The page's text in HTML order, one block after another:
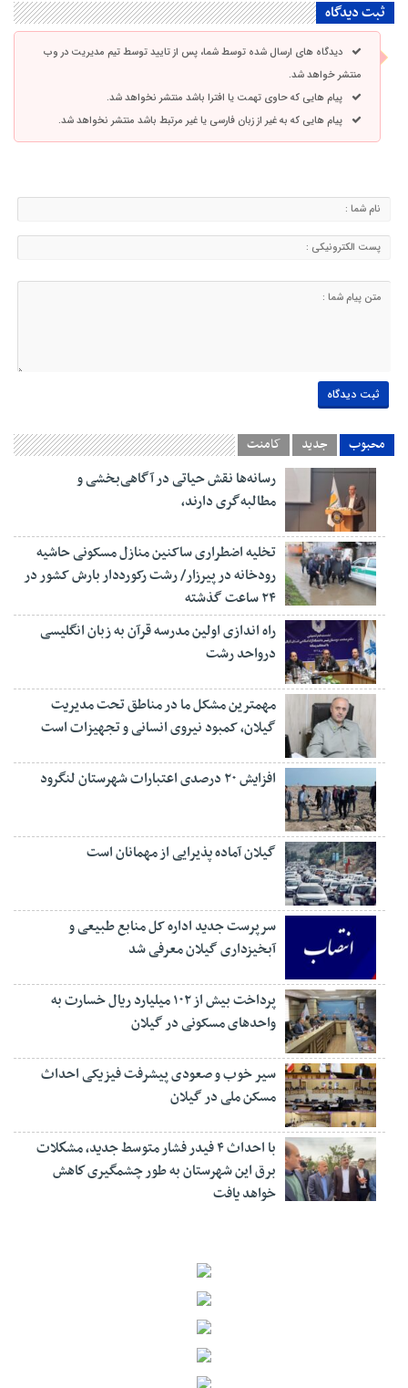
ثبت دیدگاه
دیدگاه های ارسال شده توسط شما، پس از تایید توسط تیم مدیریت در وب
منتشر خواهد شد.
پیام هایی که حاوی تهمت یا افترا باشد منتشر نخواهد شد.
پیام هایی که به غیر از زبان فارسی یا غیر مرتبط باشد منتشر نخواهد شد.
محبوب جدید کامنت
رسانه‌ها نقش حیاتی در آگاهی‌بخشی و
مطالبه‌گری دارند،
تخلیه اضطراری ساکنین منازل مسکونی حاشیه
رودخانه در پیرزار/ رشت رکورددار بارش کشور در
۲۴ ساعت گذشته
راه اندازی اولین مدرسه قرآن به زبان انگلیسی
درواحد رشت
مهمترین مشکل ما در مناطق تحت مدیریت
گیلان، کمبود نیروی انسانی و تجهیزات است
افزایش ۲۰ درصدی اعتبارات شهرستان لنگرود
گیلان آماده پذیرایی‌ از مهمانان است
سرپرست جدید اداره کل منابع طبیعی و
آبخیزداری گیلان معرفی شد
پرداخت بیش از ۱۰۲ میلیارد ریال خسارت به
واحدهای مسکونی در گیلان
سیر خوب و صعودی پیشرفت فیزیکی احداث
مسکن ملی در گیلان
با احداث ۴ فیدر فشار متوسط جدید، مشكلات
برق این شهرستان به طور چشمگیری كاهش
خواهد یافت